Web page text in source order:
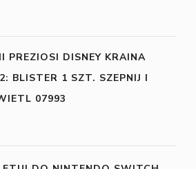
PREZIOSI DISNEY KRAINA
BLISTER 1 SZT. SZEPNIJ I
07993